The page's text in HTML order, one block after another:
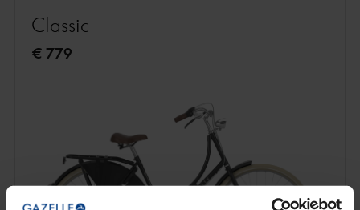
Classic
€ 779